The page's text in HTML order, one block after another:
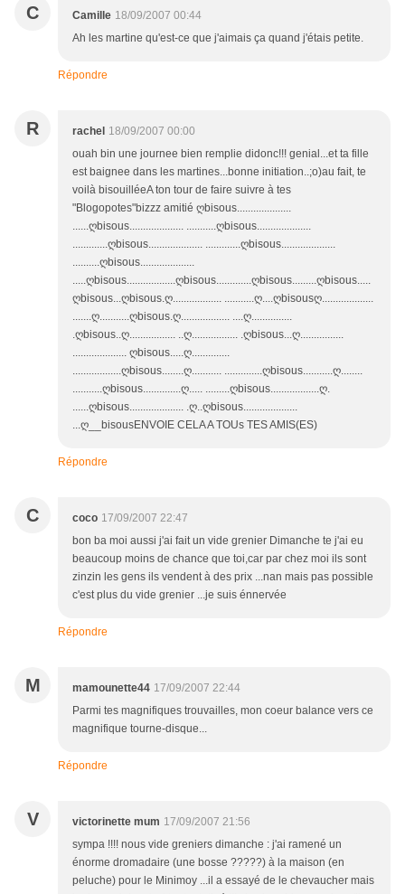
C Camille 18/09/2007 00:44
Ah les martine qu'est-ce que j'aimais ça quand j'étais petite.
Répondre
R rachel 18/09/2007 00:00
ouah bin une journee bien remplie didonc!!! genial...et ta fille
est baignee dans les martines...bonne initiation..;o)au fait, te
voilà bisouilléeA ton tour de faire suivre à tes
"Blogopotes"bizzz amitié ღbisous....................
......ღbisous.................... ...........ღbisous....................
.............ღbisous.................... .............ღbisous....................
..........ღbisous....................
.....ღbisous..................ღbisous.............ღbisous.........ღbisous.....
ღbisous...ღbisous.ღ.................. ...........ღ....ღbisousღ...................
.......ღ...........ღbisous.ღ.................. ....ღ...............
.ღbisous..ღ................. ..ღ................. .ღbisous...ღ................
.................... ღbisous.....ღ..............
..................ღbisous........ღ........... ..............ღbisous...........ღ........
...........ღbisous..............ღ..... .........ღbisous..................ღ.
......ღbisous.................... .ღ..ღbisous....................
...ღ__bisousENVOIE CELA A TOUs TES AMIS(ES)
Répondre
C coco 17/09/2007 22:47
bon ba moi aussi j'ai fait un vide grenier Dimanche te j'ai eu
beaucoup moins de chance que toi,car par chez moi ils sont
zinzin les gens ils vendent à des prix ...nan mais pas possible
c'est plus du vide grenier ...je suis énnervée
Répondre
M mamounette44 17/09/2007 22:44
Parmi tes magnifiques trouvailles, mon coeur balance vers ce
magnifique tourne-disque...
Répondre
V victorinette mum 17/09/2007 21:56
sympa !!!! nous vide greniers dimanche : j'ai ramené un
énorme dromadaire (une bosse ?????) à la maison (en
peluche) pour le Minimoy ...il a essayé de le chevaucher mais